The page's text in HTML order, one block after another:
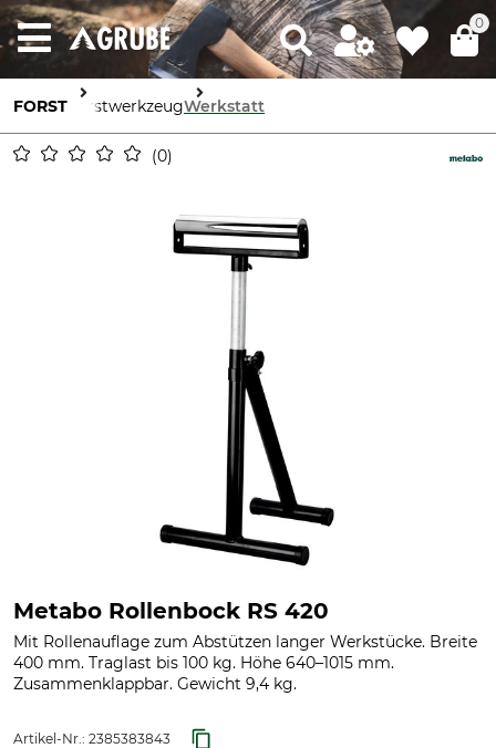
0
FORST ForstwerkzeugWerkstatt
0
Metabo Rollenbock RS 420
Mit Rollenauflage zum Abstützen langer Werkstücke. Breite
400 mm. Traglast bis 100 kg. Höhe 640–1015 mm.
Zusammenklappbar. Gewicht 9,4 kg.
Artikel-Nr.: 2385383843